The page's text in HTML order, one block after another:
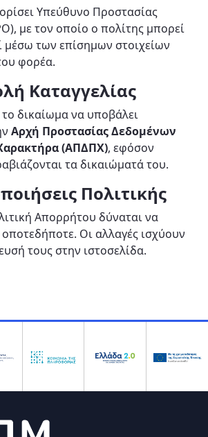
Υπεύθυνο Προστασίας
με τον οποίο ο πολίτης μπορεί
μέσω των επίσημων στοιχείων
φορέα.
Καταγγελίας
το δικαίωμα να υποβάλει
Αρχή Προστασίας Δεδομένων
(ΑΠΔΠΧ), εφόσον
τα δικαιώματά του.
Πολιτικής
Απορρήτου δύναται να
Οι αλλαγές ισχύουν
τους στην ιστοσελίδα.